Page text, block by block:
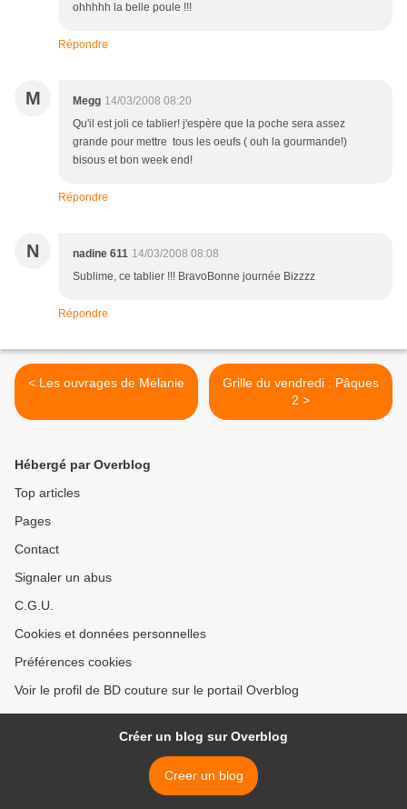
ohhhhh la belle poule !!!
Répondre
M Megg 14/03/2008 08:20
Qu'il est joli ce tablier! j'espère que la poche sera assez
grande pour mettre tous les oeufs ( ouh la gourmande!)
bisous et bon week end!
Répondre
N nadine 611 14/03/2008 08:08
Sublime, ce tablier !!! BravoBonne journée Bizzzz
Répondre
< Les ouvrages de Mélanie
Grille du vendredi : Pâques
2 >
Hébergé par Overblog
Top articles
Pages
Contact
Signaler un abus
C.G.U.
Cookies et données personnelles
Préférences cookies
Voir le profil de BD couture sur le portail Overblog
Créer un blog sur Overblog
Créer un blog